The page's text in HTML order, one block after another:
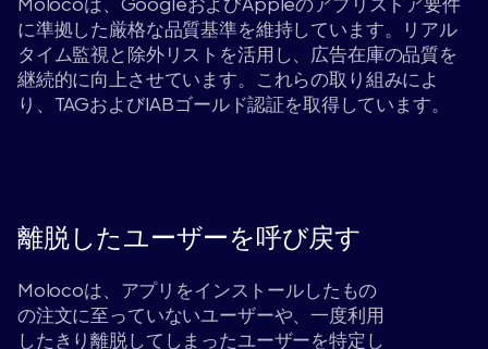
に準拠した厳格な品質基準を維持しています。リアル
タイム監視と除外リストを活用し、広告在庫の品質を
継続的に向上させています。これらの取り組みによ
り、TAGおよびIABゴールド認証を取得しています。
離脱したユーザーを呼び戻す
Molocoは、アプリをインストールしたもの
の注文に至っていないユーザーや、一度利用
したきり離脱してしまったユーザーを特定し